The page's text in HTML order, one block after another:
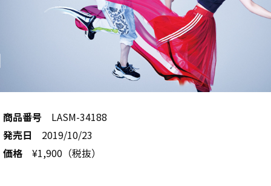
商品番号
LASM-34188
発売日
2019/10/23
価格
¥1,900（税抜）